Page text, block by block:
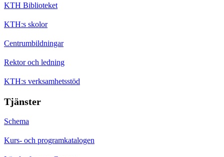
KTH Biblioteket
KTH:s skolor
Centrumbildningar
Rektor och ledning
KTH:s verksamhetsstöd
Tjänster
Schema
Kurs- och programkatalogen